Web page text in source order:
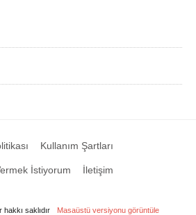
Kullanım Şartları
İstiyorum İletişim
saklıdır Masaüstü versiyonu görüntüle